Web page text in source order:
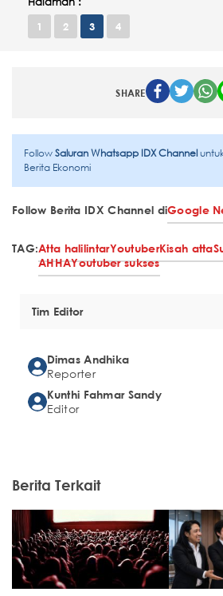
1 2 3 4
SHARE
FollowSaluran Whatsapp IDX Channel
Berita Ekonomi
Follow Berita IDX Channel diGoogle
TAG:Atta halilintarYoutuberKisah atta
AHHAYoutuber sukses
Tim Editor
Dimas Andhika
Reporter
Kunthi Fahmar Sandy
Editor
Berita Terkait